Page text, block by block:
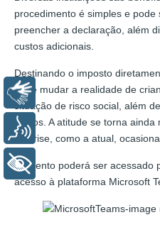
procedimento é simples e
preencher a declaração, além
custos adicionais.
Destinando o imposto
pode mudar a realidade de
situação de risco social, além
idosos. A atitude se torna
de crise, como a atual,
O evento poderá ser acessado
acesso à plataforma Microsoft
Libras
Voz
+ Acessibilidade